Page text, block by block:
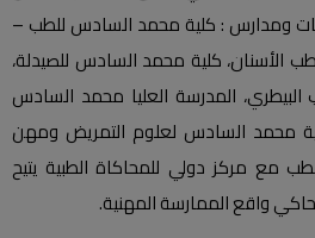
كليات ومدارس : كلية محمد السادس للطب –
الأسنان، كلية محمد السادس للصيدلة،
المدرسة العليا محمد السادس
محمد السادس لعلوم التمريض ومهن
مع مركز دولي للمحاكاة الطبية يتيح
واقع الممارسة المهنية.